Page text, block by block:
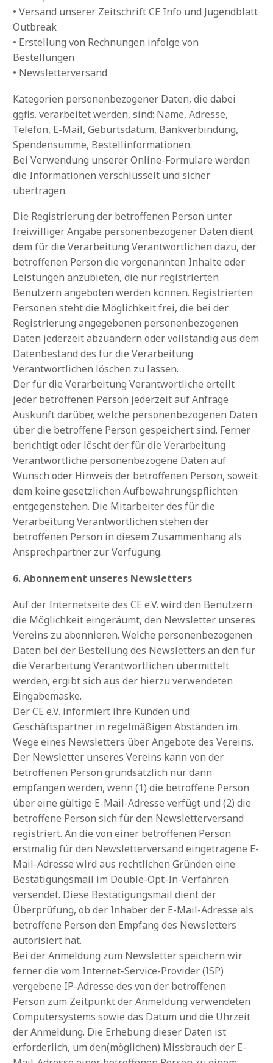
• Versand unserer Zeitschrift CE Info und Jugendblatt
Outbreak
• Erstellung von Rechnungen infolge von
Bestellungen
• Newsletterversand
Kategorien personenbezogener Daten, die dabei
ggfls. verarbeitet werden, sind: Name, Adresse,
Telefon, E-Mail, Geburtsdatum, Bankverbindung,
Spendensumme, Bestellinformationen.
Bei Verwendung unserer Online-Formulare werden
die Informationen verschlüsselt und sicher
übertragen.
Die Registrierung der betroffenen Person unter
freiwilliger Angabe personenbezogener Daten dient
dem für die Verarbeitung Verantwortlichen dazu, der
betroffenen Person die vorgenannten Inhalte oder
Leistungen anzubieten, die nur registrierten
Benutzern angeboten werden können. Registrierten
Personen steht die Möglichkeit frei, die bei der
Registrierung angegebenen personenbezogenen
Daten jederzeit abzuändern oder vollständig aus dem
Datenbestand des für die Verarbeitung
Verantwortlichen löschen zu lassen.
Der für die Verarbeitung Verantwortliche erteilt
jeder betroffenen Person jederzeit auf Anfrage
Auskunft darüber, welche personenbezogenen Daten
über die betroffene Person gespeichert sind. Ferner
berichtigt oder löscht der für die Verarbeitung
Verantwortliche personenbezogene Daten auf
Wunsch oder Hinweis der betroffenen Person, soweit
dem keine gesetzlichen Aufbewahrungspflichten
entgegenstehen. Die Mitarbeiter des für die
Verarbeitung Verantwortlichen stehen der
betroffenen Person in diesem Zusammenhang als
Ansprechpartner zur Verfügung.
6. Abonnement unseres Newsletters
Auf der Internetseite des CE e.V. wird den Benutzern
die Möglichkeit eingeräumt, den Newsletter unseres
Vereins zu abonnieren. Welche personenbezogenen
Daten bei der Bestellung des Newsletters an den für
die Verarbeitung Verantwortlichen übermittelt
werden, ergibt sich aus der hierzu verwendeten
Eingabemaske.
Der CE e.V. informiert ihre Kunden und
Geschäftspartner in regelmäßigen Abständen im
Wege eines Newsletters über Angebote des Vereins.
Der Newsletter unseres Vereins kann von der
betroffenen Person grundsätzlich nur dann
empfangen werden, wenn (1) die betroffene Person
über eine gültige E-Mail-Adresse verfügt und (2) die
betroffene Person sich für den Newsletterversand
registriert. An die von einer betroffenen Person
erstmalig für den Newsletterversand eingetragene E-
Mail-Adresse wird aus rechtlichen Gründen eine
Bestätigungsmail im Double-Opt-In-Verfahren
versendet. Diese Bestätigungsmail dient der
Überprüfung, ob der Inhaber der E-Mail-Adresse als
betroffene Person den Empfang des Newsletters
autorisiert hat.
Bei der Anmeldung zum Newsletter speichern wir
ferner die vom Internet-Service-Provider (ISP)
vergebene IP-Adresse des von der betroffenen
Person zum Zeitpunkt der Anmeldung verwendeten
Computersystems sowie das Datum und die Uhrzeit
der Anmeldung. Die Erhebung dieser Daten ist
erforderlich, um den(möglichen) Missbrauch der E-